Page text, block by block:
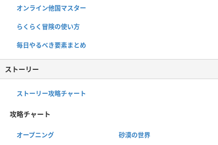
オンライン他国マスター
らくらく冒険の使い方
毎日やるべき要素まとめ
ストーリー
ストーリー攻略チャート
攻略チャート
オープニング 砂漠の世界